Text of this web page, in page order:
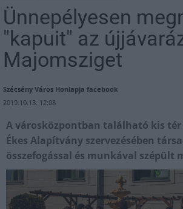
Ünnepélyesen
"kapuit" az
Majomsziget
Szécsény Város Honlapja facebook
2019.10.13. 12:08
A városközpontban található kis tér
Ékes Alapítvány szervezésében
összefogással és munkával szépült